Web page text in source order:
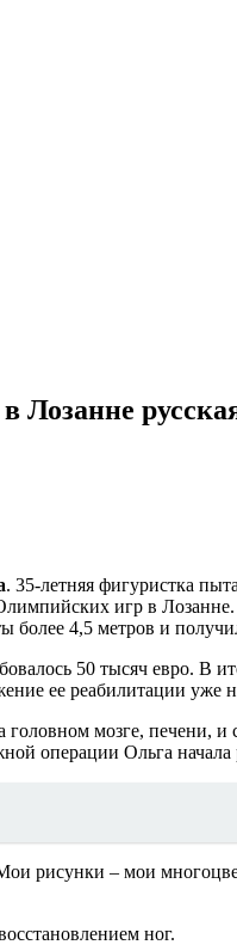
Лозанне
. 35-летняя фигуристка
игр в
более 4,5 метров и
50 тысяч евро. В
ее реабилитации уже
мозге, печени, и
операции Ольга начала
рисунки – мои
ног.